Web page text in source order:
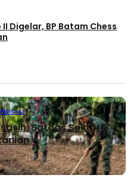
Digelar, BP Batam Chess
Peristiwa
Satgas Sektor 8